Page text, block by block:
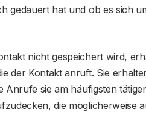
gedauert hat und ob es sich
nicht gespeichert wird,
der Kontakt anruft. Sie
Anrufe sie am häufigsten
die möglicherweise